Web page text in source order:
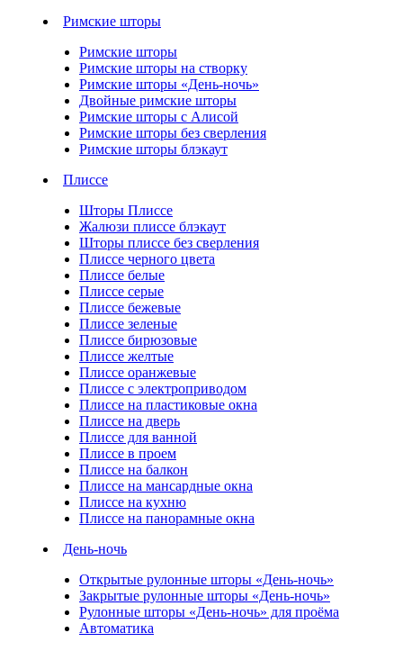
Римские шторы
Римские шторы
Римские шторы на створку
Римские шторы «День-ночь»
Двойные римские шторы
Римские шторы с Алисой
Римские шторы без сверления
Римские шторы блэкаут
Плиссе
Шторы Плиссе
Жалюзи плиссе блэкаут
Шторы плиссе без сверления
Плиссе черного цвета
Плиссе белые
Плиссе серые
Плиссе бежевые
Плиссе зеленые
Плиссе бирюзовые
Плиссе желтые
Плиссе оранжевые
Плиссе с электроприводом
Плиссе на пластиковые окна
Плиссе на дверь
Плиссе для ванной
Плиссе в проем
Плиссе на балкон
Плиссе на мансардные окна
Плиссе на кухню
Плиссе на панорамные окна
День-ночь
Открытые рулонные шторы «День-ночь»
Закрытые рулонные шторы «День-ночь»
Рулонные шторы «День-ночь» для проёма
Автоматика